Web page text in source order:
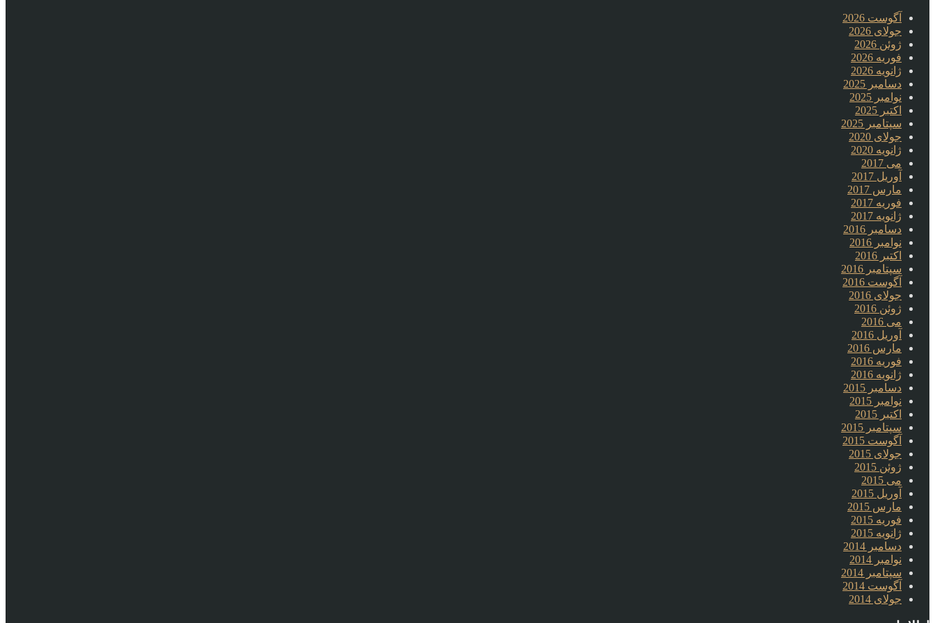
آگوست 2026
جولای 2026
ژوئن 2026
فوریه 2026
ژانویه 2026
دسامبر 2025
نوامبر 2025
اکتبر 2025
سپتامبر 2025
جولای 2020
ژانویه 2020
می 2017
آوریل 2017
مارس 2017
فوریه 2017
ژانویه 2017
دسامبر 2016
نوامبر 2016
اکتبر 2016
سپتامبر 2016
آگوست 2016
جولای 2016
ژوئن 2016
می 2016
آوریل 2016
مارس 2016
فوریه 2016
ژانویه 2016
دسامبر 2015
نوامبر 2015
اکتبر 2015
سپتامبر 2015
آگوست 2015
جولای 2015
ژوئن 2015
می 2015
آوریل 2015
مارس 2015
فوریه 2015
ژانویه 2015
دسامبر 2014
نوامبر 2014
سپتامبر 2014
آگوست 2014
جولای 2014